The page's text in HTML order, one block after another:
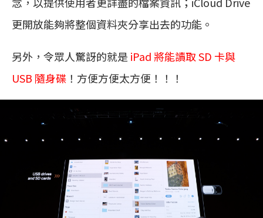
更開放能夠將整個資料夾分享出去的功能。
另外，令眾人驚訝的就是 iPad 將能讀取 SD 卡與
USB 隨身碟 ！方便方便太方便！！！